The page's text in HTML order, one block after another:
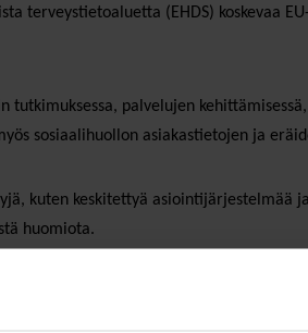
terveystietoaluetta (EHDS) koskevaa
palvelujen
sosiaalihuollon asiakastietojen ja
kuten keskitettyä asiointijärjestelmää
huomiota.
esityksessä todetaan, ettei
huolehdittava, jotta uudistuksen